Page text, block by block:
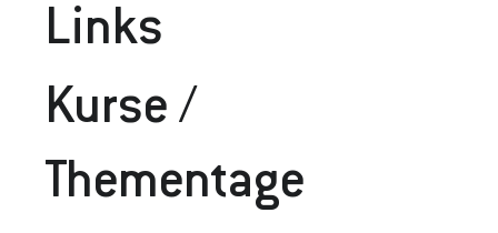
Links
Kurse /
Thementage